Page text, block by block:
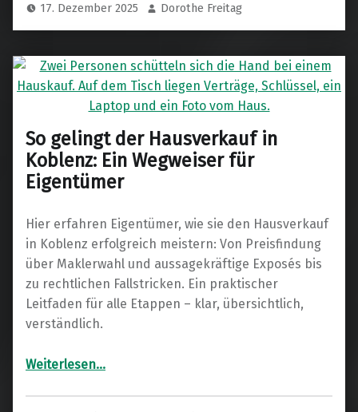
17. Dezember 2025 Dorothe Freitag
So gelingt der Hausverkauf in
Koblenz: Ein Wegweiser für
Eigentümer
Hier erfahren Eigentümer, wie sie den Hausverkauf
in Koblenz erfolgreich meistern: Von Preisfindung
über Maklerwahl und aussagekräftige Exposés bis
zu rechtlichen Fallstricken. Ein praktischer
Leitfaden für alle Etappen – klar, übersichtlich,
verständlich.
Weiterlesen“So gelingt der Hausverkauf in Koblenz: Ein Wegweiser für Eigentümer”
…